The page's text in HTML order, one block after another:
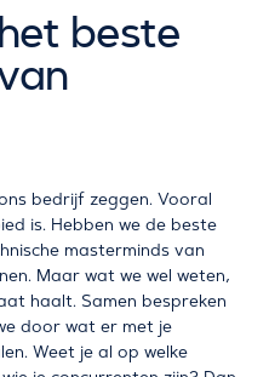
beste
bedrijf zeggen. Vooral
is. Hebben we de beste
masterminds van
Maar wat we wel weten,
haalt. Samen bespreken
door wat er met je
Weet je al op welke